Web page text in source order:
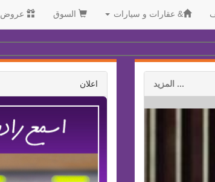
& عقارات و سيارات السوق عروض
... المزيد اعلان